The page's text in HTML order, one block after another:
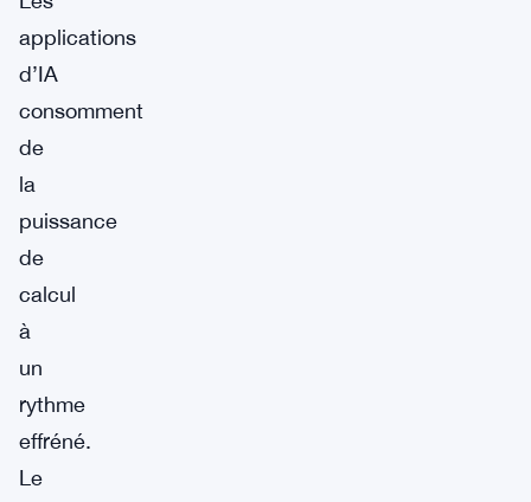
applications
d’IA
consomment
de
la
puissance
de
calcul
à
un
rythme
effréné.
Le